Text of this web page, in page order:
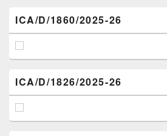
ICA/D/1860/2025-26
ICA/D/1826/2025-26